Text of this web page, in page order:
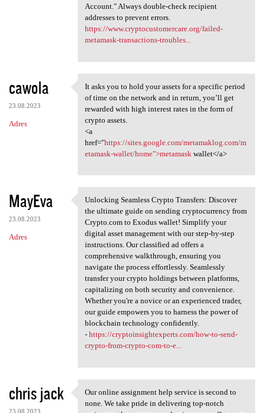
Account." Always double-check recipient
addresses to prevent errors.
https://www.cryptocustomercare.org/failed-
metamask-transactions-troubles...
cawola
23.08.2023
Adres
It asks you to hold your
It asks you to hold your assets for a specific period
of time on the network and in return, you’ll get
rewarded with high interest rates in the form of
crypto assets.
<a
href="https://sites.google.com/metamaklog.com/m
etamask-wallet/home">metamask wallet</a>
MayEva
23.08.2023
Adres
Unlocking Seamless Crypto
Unlocking Seamless Crypto Transfers: Discover
the ultimate guide on sending cryptocurrency from
Crypto.com to Exodus wallet! Simplify your
digital asset management with our step-by-step
instructions. Our classified ad offers a
comprehensive walkthrough, ensuring you
navigate the process effortlessly. Seamlessly
transfer your crypto holdings between platforms,
capitalizing on both security and convenience.
Whether you're a novice or an experienced trader,
our guide empowers you to harness the power of
blockchain technology confidently.
- https://cryptoinsightexperts.com/how-to-send-
crypto-from-crypto-com-to-e...
chris jack
23.08.2023
Our online assignment help
Our online assignment help service is second to
none. We take pride in delivering top-notch